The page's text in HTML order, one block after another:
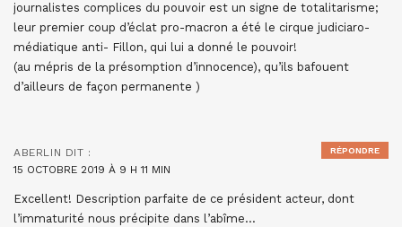
journalistes complices du pouvoir est un signe de totalitarisme;
leur premier coup d’éclat pro-macron a été le cirque judiciaro-
médiatique anti- Fillon, qui lui a donné le pouvoir!
(au mépris de la présomption d’innocence), qu’ils bafouent
d’ailleurs de façon permanente )
ABERLIN DIT :
15 OCTOBRE 2019 À 9 H 11 MIN
Excellent! Description parfaite de ce président acteur, dont
l’immaturité nous précipite dans l’abîme…
RÉPONDRE